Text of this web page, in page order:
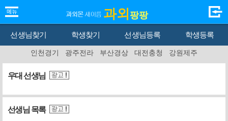
과외 팡팡
선생님찾기 학생찾기 선생님등록 학생등록
인천경기 광주전라 부산경상 대전충청 강원제주
우대 선생님
선생님 목록